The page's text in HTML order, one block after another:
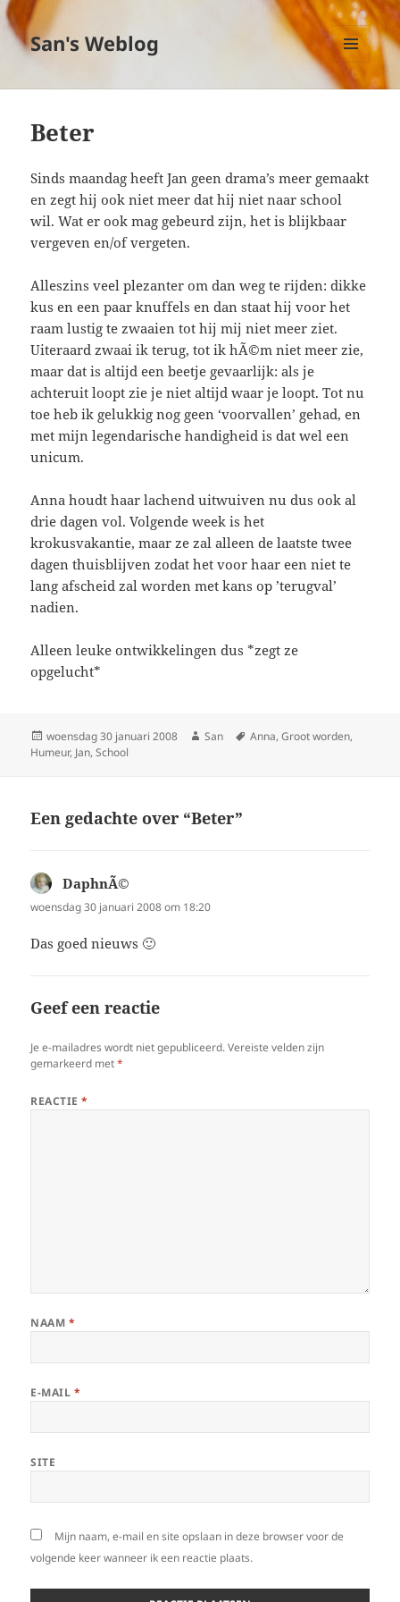
San's Weblog
MENU
EN
Beter
Sinds maandag heeft Jan geen drama’s meer gemaakt
en zegt hij ook niet meer dat hij niet naar school
wil. Wat er ook mag gebeurd zijn, het is blijkbaar
vergeven en/of vergeten.
Alleszins veel plezanter om dan weg te rijden: dikke
kus en een paar knuffels en dan staat hij voor het
raam lustig te zwaaien tot hij mij niet meer ziet.
Uiteraard zwaai ik terug, tot ik hÃ©m niet meer zie,
maar dat is altijd een beetje gevaarlijk: als je
achteruit loopt zie je niet altijd waar je loopt. Tot nu
toe heb ik gelukkig nog geen ‘voorvallen’ gehad, en
met mijn legendarische handigheid is dat wel een
unicum.
Anna houdt haar lachend uitwuiven nu dus ook al
drie dagen vol. Volgende week is het
krokusvakantie, maar ze zal alleen de laatste twee
dagen thuisblijven zodat het voor haar een niet te
lang afscheid zal worden met kans op ’terugval’
nadien.
Alleen leuke ontwikkelingen dus *zegt ze
opgelucht*
Geplaatst
op
woensdag 30 januari 2008 Auteur
San Tags
Anna,Groot worden,
Humeur, Jan,School
Een gedachte over “Beter”
DaphnÃ©
woensdag 30 januari 2008 om 18:20
Das goed nieuws 🙂
Geef een reactie
Je e-mailadres wordt niet gepubliceerd. Vereiste velden zijn
gemarkeerd met*
REACTIE*
NAAM *
E-MAIL *
SITE
Mijn naam, e-mail en site opslaan in deze browser voor de
volgende keer wanneer ik een reactie plaats.